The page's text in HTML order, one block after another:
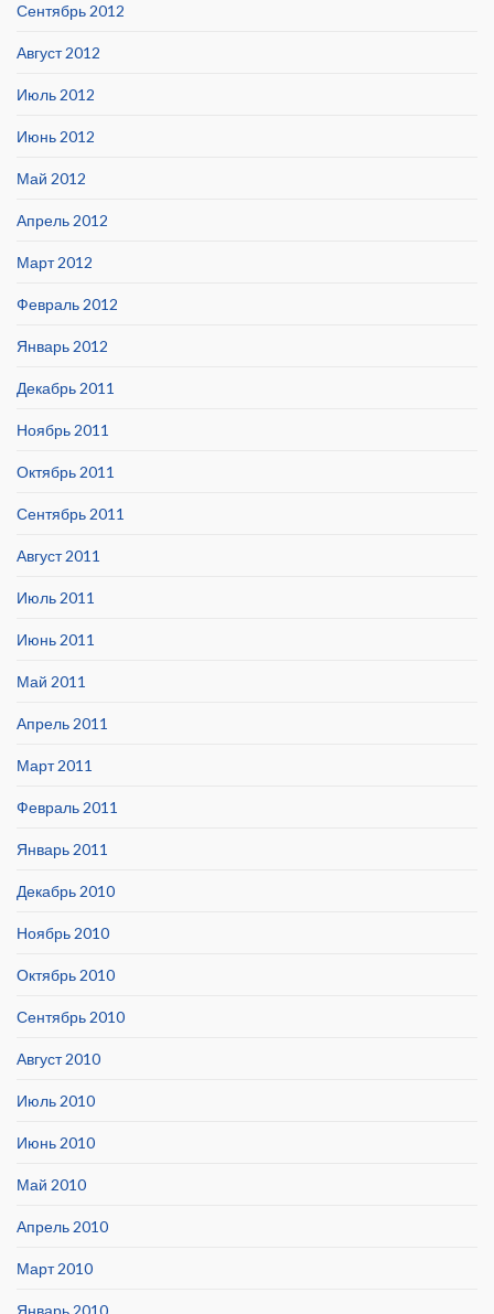
Сентябрь 2012
Август 2012
Июль 2012
Июнь 2012
Май 2012
Апрель 2012
Март 2012
Февраль 2012
Январь 2012
Декабрь 2011
Ноябрь 2011
Октябрь 2011
Сентябрь 2011
Август 2011
Июль 2011
Июнь 2011
Май 2011
Апрель 2011
Март 2011
Февраль 2011
Январь 2011
Декабрь 2010
Ноябрь 2010
Октябрь 2010
Сентябрь 2010
Август 2010
Июль 2010
Июнь 2010
Май 2010
Апрель 2010
Март 2010
Январь 2010